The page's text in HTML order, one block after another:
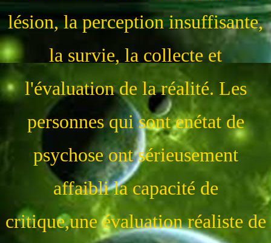
lésion, la perception insuffisante,
la survie, la collecte et
l'évaluation de la réalité. Les
personnes qui sont enétat de
psychose ont sérieusement
affaibli la capacité de
critique,une évaluation réaliste de